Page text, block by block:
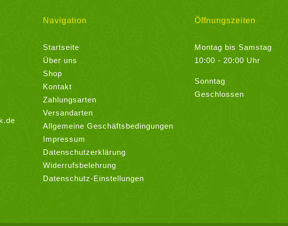
Navigation
Startseite
Über uns
Shop
Kontakt
Zahlungsarten
Versandarten
Allgemeine Geschäftsbedingungen
Impressum
Datenschutzerklärung
Widerrufsbelehrung
Datenschutz-Einstellungen
Öffnungszeiten
Montag bis Samstag
10:00 - 20:00 Uhr
Sonntag
Geschlossen